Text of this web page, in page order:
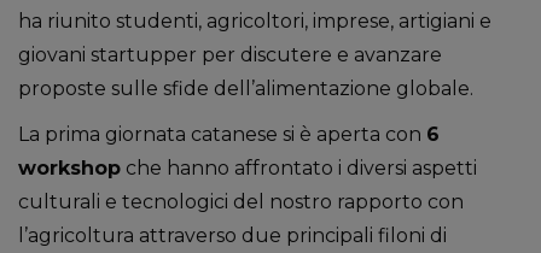
ha riunito studenti, agricoltori, imprese, artigiani e
giovani startupper per discutere e avanzare
proposte sulle sfide dell’alimentazione globale.
La prima giornata catanese si è aperta con 6
workshop che hanno affrontato i diversi aspetti
culturali e tecnologici del nostro rapporto con
l’agricoltura attraverso due principali filoni di